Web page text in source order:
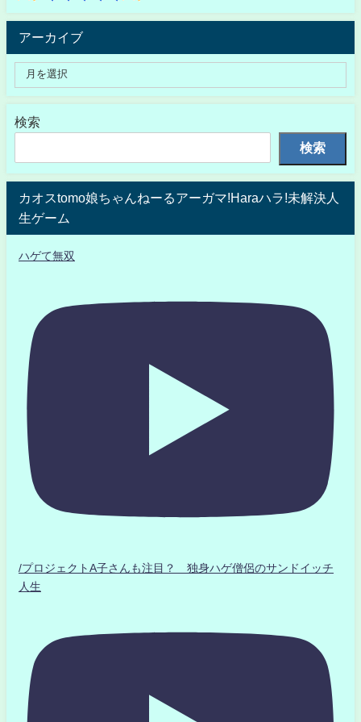
アーカイブ
検索
検索
カオスtomo娘ちゃんねーるアーガマ!Haraハラ!未解決人
生ゲーム
ハゲて無双
/プロジェクトA子さんも注目？ 独身ハゲ僧侶のサンドイッチ
人生